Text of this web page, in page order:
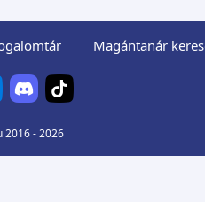
Magántanár
2016 - 2026